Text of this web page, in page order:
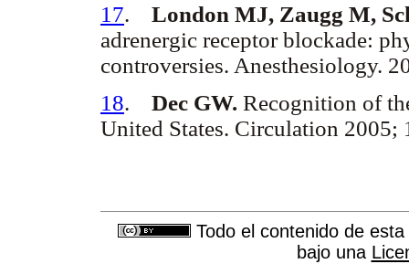
17. London MJ, Zaugg M,
adrenergic receptor blockade:
controversies. Anesthesiology.
18. Dec GW. Recognition of
United States. Circulation 2005;
Todo el contenido de
bajo una